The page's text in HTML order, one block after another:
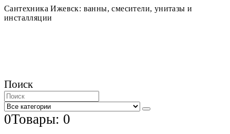
Сантехника Ижевск: ванны, смесители, унитазы и
инсталляции
Поиск
0Товары: 0